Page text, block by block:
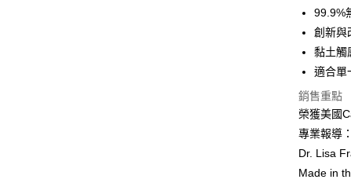
合作金
華南商
國泰世
臺灣中
匯豐（
聯邦商
玉山商
台新國
台灣樂
6 期 0
合作金
華南商
上海商
臺灣中
匯豐（
聯邦商
元大商
12 期
合作金
華南商
上海商
國泰世
臺灣中
匯豐（
聯邦商
元大商
24 期
合作金
華南商
上海商
兆豐國
華泰商
遠東國
Apple Pay
貨到付款
99.9%
創新與
黏土觸
適合單
銷售重點
榮獲美國
專業報導
Dr. Lisa
Made in